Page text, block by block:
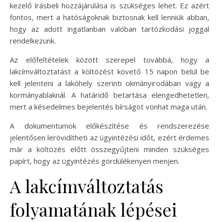
kezelő írásbeli hozzájárulása is szükséges lehet. Ez azért
fontos, mert a hatóságoknak biztosnak kell lenniük abban,
hogy az adott ingatlanban valóban tartózkodási joggal
rendelkezünk.
Az előfeltételek között szerepel továbbá, hogy a
lakcímváltoztatást a költözést követő 15 napon belül be
kell jelenteni a lakóhely szerinti okmányirodában vagy a
kormányablaknál. A határidő betartása elengedhetetlen,
mert a késedelmes bejelentés bírságot vonhat maga után.
A dokumentumok előkészítése és rendszerezése
jelentősen lerövidítheti az ügyintézési időt, ezért érdemes
már a költözés előtt összegyűjteni minden szükséges
papírt, hogy az ügyintézés gördülékenyen menjen.
A lakcímváltoztatás
folyamatának lépései